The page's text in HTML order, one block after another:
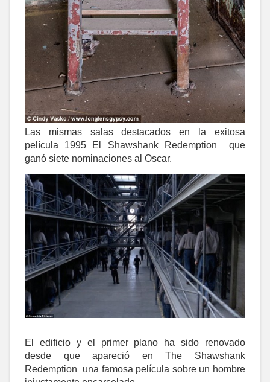
Las mismas salas destacados en la exitosa
película 1995 El Shawshank Redemption que
ganó siete nominaciones al Oscar.
El edificio y el primer plano ha sido renovado
desde que apareció en The Shawshank
Redemption una famosa película sobre un hombre